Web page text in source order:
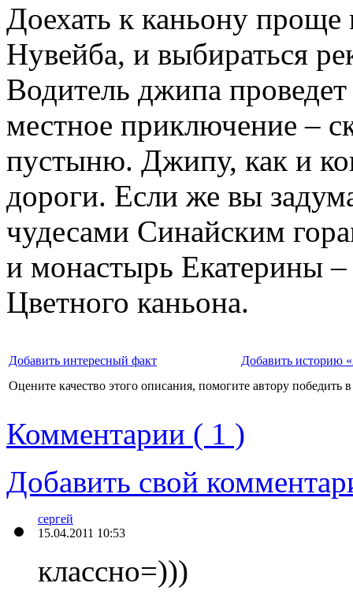
Доехать к каньону
Нувейба, и выбираться
Водитель джипа
местное приключение –
пустыню. Джипу, как и
дороги. Если же вы
чудесами Синайским
и монастырь Екатерины –
Цветного каньона.
Добавить интересный факт
Добавить историю
Оцените качество этого описания, помогите автору победить
Комментарии ( 1 )
Добавить свой
сергей
15.04.2011 10:53
классно=)))